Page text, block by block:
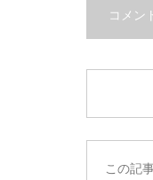
コメン
この記